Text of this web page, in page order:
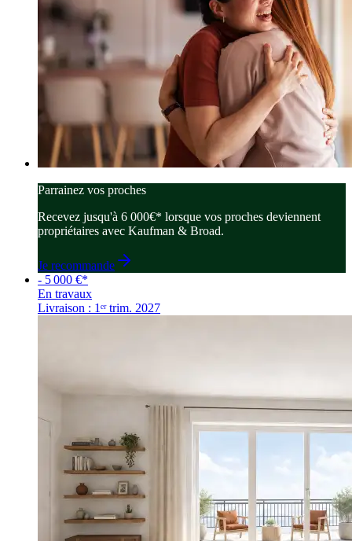
Parrainez vos proches
Recevez jusqu'à 6 000€* lorsque vos proches deviennent
propriétaires avec Kaufman & Broad.
Je recommande
- 5 000 €*
En travaux
Livraison : 1ᵉʳ trim. 2027